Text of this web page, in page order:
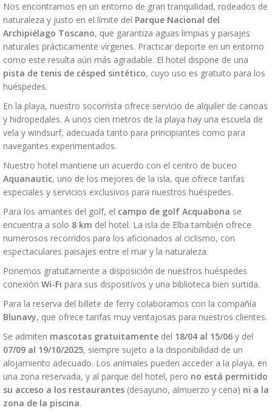
Nos encontramos en un entorno de gran tranquilidad, rodeados de
naturaleza y justo en el límite del Parque Nacional del
Archipiélago Toscano, que garantiza aguas limpias y paisajes
naturales prácticamente vírgenes. Practicar deporte en un entorno
como este resulta aún más agradable. El hotel dispone de una
pista de tenis de césped sintético, cuyo uso es gratuito para los
huéspedes.
En la playa, nuestro socorrista ofrece servicio de alquiler de canoas
y hidropedales. A unos cien metros de la playa hay una escuela de
vela y windsurf, adecuada tanto para principiantes como para
navegantes experimentados.
Nuestro hotel mantiene un acuerdo con el centro de buceo
Aquanautic, uno de los mejores de la isla, que ofrece tarifas
especiales y servicios exclusivos para nuestros huéspedes.
Para los amantes del golf, el campo de golf Acquabona se
encuentra a solo 8 km del hotel. La isla de Elba también ofrece
numerosos recorridos para los aficionados al ciclismo, con
espectaculares paisajes entre el mar y la naturaleza.
Ponemos gratuitamente a disposición de nuestros huéspedes
conexión Wi-Fi para sus dispositivos y una biblioteca bien surtida.
Para la reserva del billete de ferry colaboramos con la compañía
Blunavy, que ofrece tarifas muy ventajosas para nuestros clientes.
Se admiten mascotas gratuitamente del 18/04 al 15/06 y del
07/09 al 19/10/2025, siempre sujeto a la disponibilidad de un
alojamiento adecuado. Los animales pueden acceder a la playa, en
una zona reservada, y al parque del hotel, pero no está permitido
su acceso a los restaurantes (desayuno, almuerzo y cena) ni a la
zona de la piscina.